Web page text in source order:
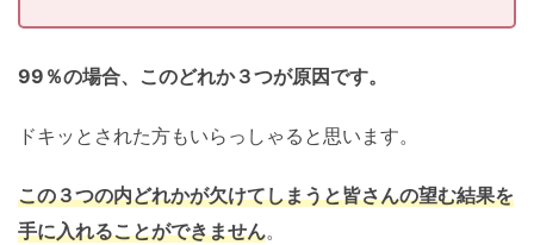
99％の場合、このどれか３つが原因です。
ドキッとされた方もいらっしゃると思います。
この３つの内どれかが欠けてしまうと皆さんの望む結果を
手に入れることができません。